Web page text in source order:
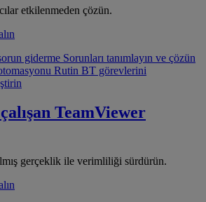
etkilenmeden çözün.
giderme Sorunları tanımlayın ve çözün
Rutin BT görevlerini
TeamViewer
gerçeklik ile verimliliği sürdürün.